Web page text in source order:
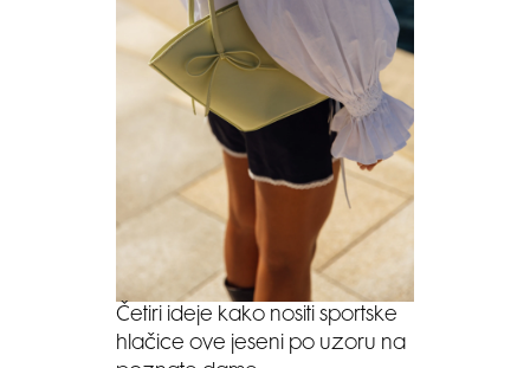
Četiri ideje kako nositi sportske
hlačice ove jeseni po uzoru na